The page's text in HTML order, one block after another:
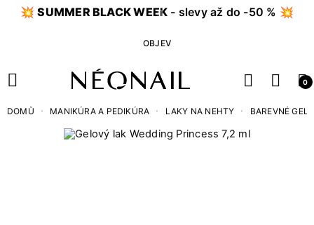
💥SUMMER BLACK WEEK - slevy až do -50 % 💥
OBJEV
0
DOMŮ MANIKÚRA A PEDIKÚRA LAKY NA NEHTY BAREVNÉ GEL